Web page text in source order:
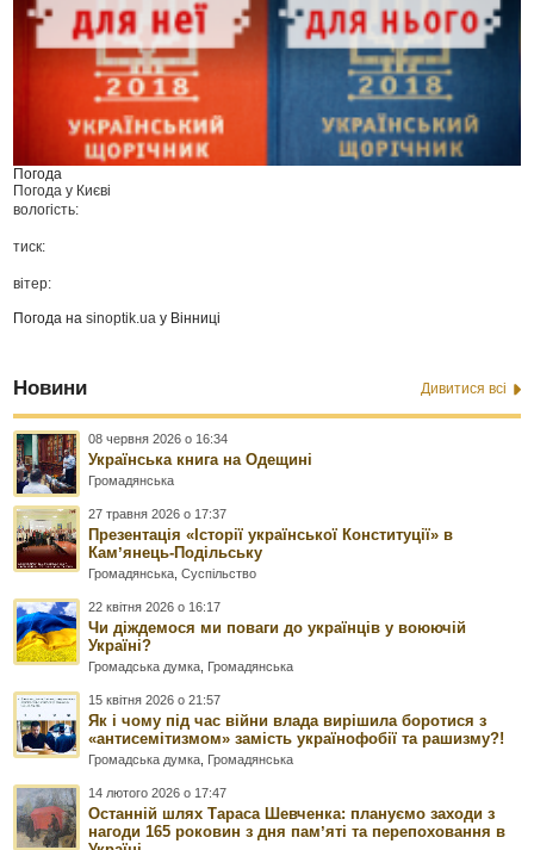
Погода
Погода у Києві
вологість:
тиск:
вітер:
Погода наsinoptik.ua у Вінниці
Новини Дивитися всі
08 червня 2026 о 16:34
Українська книга на Одещині
Громадянська
27 травня 2026 о 17:37
Презентація «Історії української Конституції» в
Камʼянець-Подільську
Громадянська ,Суспільство
22 квітня 2026 о 16:17
Чи діждемося ми поваги до українців у воюючій
Україні?
Громадська думка Громадянська
15 квітня 2026 о 21:57
Як і чому під час війни влада вирішила боротися з
«антисемітизмом» замість українофобії та рашизму?!
Громадська думка Громадянська
14 лютого 2026 о 17:47
Останній шлях Тараса Шевченка: плануємо заходи з
нагоди 165 роковин з дня памʼяті та перепоховання в